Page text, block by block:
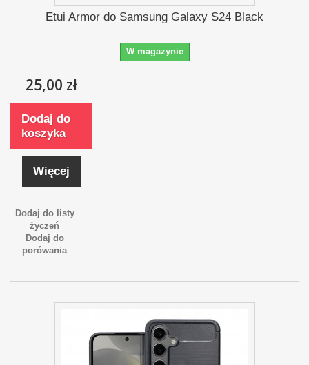
Etui Armor do Samsung Galaxy S24 Black
W magazynie
25,00 zł
Dodaj do
koszyka
Więcej
Dodaj do listy
życzeń
Dodaj do
porówania